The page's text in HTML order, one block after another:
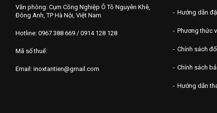
Văn phòng: Cụm Công Nghiệp Ô Tô Nguyên Khê,
Đông Anh, TP Hà Nội, Việt Nam
Hotline: 0967 388 669 / 0914 128 128
Mã số thuế:
Email: inoxtantien@gmail.com
Hướng dẫn
Phương thức
Chính sách
Chính sách
Hướng dẫn